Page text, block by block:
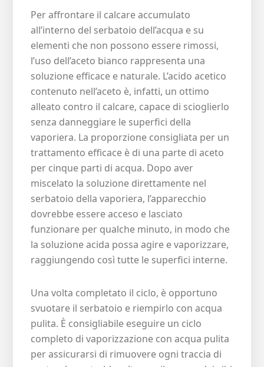
Per affrontare il calcare accumulato
all’interno del serbatoio dell’acqua e su
elementi che non possono essere rimossi,
l’uso dell’aceto bianco rappresenta una
soluzione efficace e naturale. L’acido acetico
contenuto nell’aceto è, infatti, un ottimo
alleato contro il calcare, capace di scioglierlo
senza danneggiare le superfici della
vaporiera. La proporzione consigliata per un
trattamento efficace è di una parte di aceto
per cinque parti di acqua. Dopo aver
miscelato la soluzione direttamente nel
serbatoio della vaporiera, l’apparecchio
dovrebbe essere acceso e lasciato
funzionare per qualche minuto, in modo che
la soluzione acida possa agire e vaporizzare,
raggiungendo così tutte le superfici interne.
Una volta completato il ciclo, è opportuno
svuotare il serbatoio e riempirlo con acqua
pulita. È consigliabile eseguire un ciclo
completo di vaporizzazione con acqua pulita
per assicurarsi di rimuovere ogni traccia di